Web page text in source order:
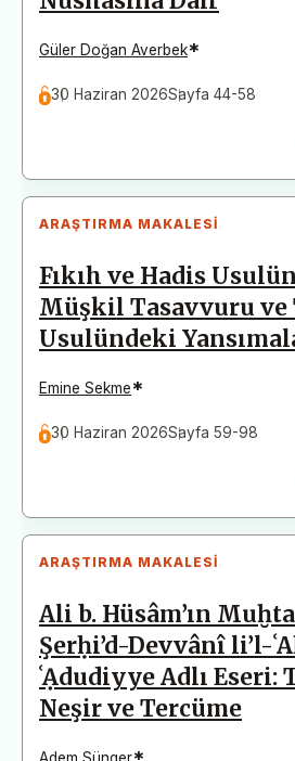
Güler Doğan Averbek*
30 Haziran 2026Sayfa 44-58
ARAŞTIRMA MAKALESI
Fıkıh ve Hadis
Müşkil Tasavvuru ve
Usulündeki
Emine Sekme*
30 Haziran 2026Sayfa 59-98
ARAŞTIRMA MAKALESI
Ali b. Hüsâm’ın
Şerḥi’d-Devvânî li’l-
ʿẠdudiyye Adlı Eseri:
Neşir ve Tercüme